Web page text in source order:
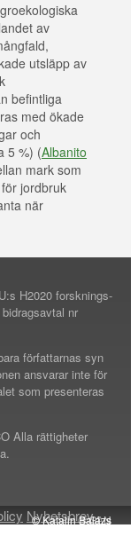
© Katalin Balázs
© Katalin Balázs
© Katalin Balázs
© Katalin Balázs
© SLU
© GAN
av
utsläpp av
befintliga
med ökade
och
5 %) (Albanito
mark som
jordbruk
när
H2020 forsknings-
nr
författarnas syn
ansvarar inte för
som presenteras
Alla rättigheter
Nyhetsbrev